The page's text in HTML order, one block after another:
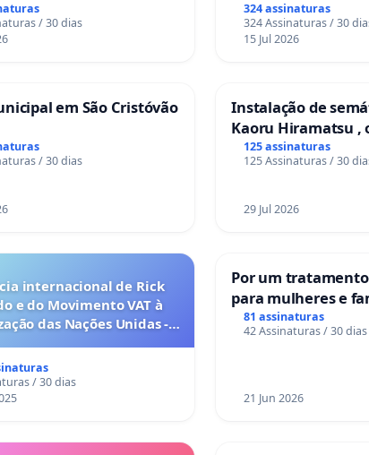
/ 30 dias
324 assinaturas
324 Assinaturas / 30
15 Jul 2026
em São Cristóvão
/ 30 dias
Instalação de
Kaoru Hiramatsu ,
Eletrônica
125 assinaturas
125 Assinaturas / 30
29 Jul 2026
internacional de Rick
e do Movimento VAT à
das Nações Unidas -
6x1 enquanto o lobby
compra a omissão do
/ 30 dias
Por um
para mulheres e
sofrem uma perda
nos hospitais
81 assinaturas
42 Assinaturas / 30 dias
21 Jun 2026